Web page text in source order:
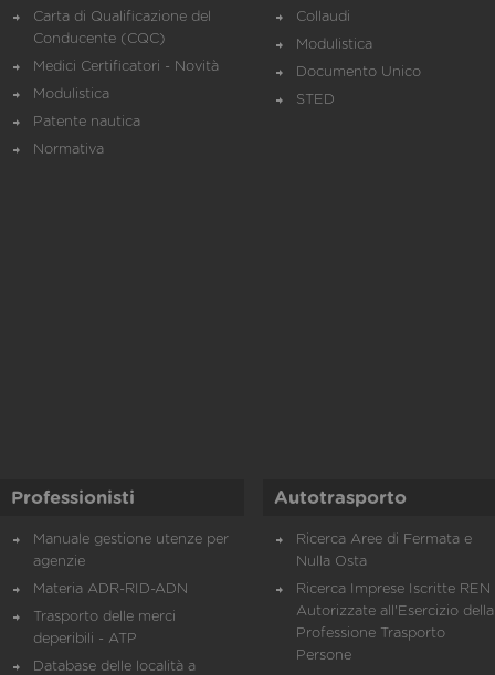
Carta di Qualificazione del
Conducente (CQC)
Medici Certificatori - Novità
Modulistica
Patente nautica
Normativa
Collaudi
Modulistica
Documento Unico
STED
Professionisti
Manuale gestione utenze per
agenzie
Materia ADR-RID-ADN
Trasporto delle merci
deperibili - ATP
Database delle località a
Autotrasporto
Ricerca Aree di Fermata e
Nulla Osta
Ricerca Imprese Iscritte REN
Autorizzate all'Esercizio della
Professione Trasporto
Persone